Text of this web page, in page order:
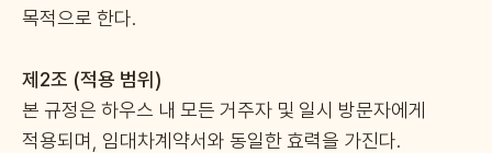
목적으로 한다.
제2조 (적용 범위)
본 규정은 하우스 내 모든 거주자 및 일시 방문자에게
적용되며, 임대차계약서와 동일한 효력을 가진다.